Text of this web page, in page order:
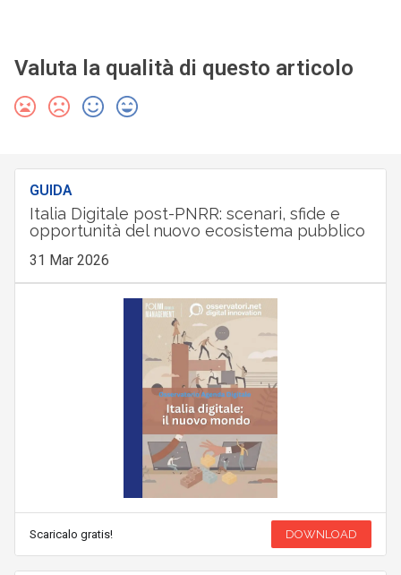
Valuta la qualità di questo articolo
GUIDA
Italia Digitale post-PNRR: scenari, sfide e
opportunità del nuovo ecosistema pubblico
31 Mar 2026
Scaricalo gratis! DOWNLOAD